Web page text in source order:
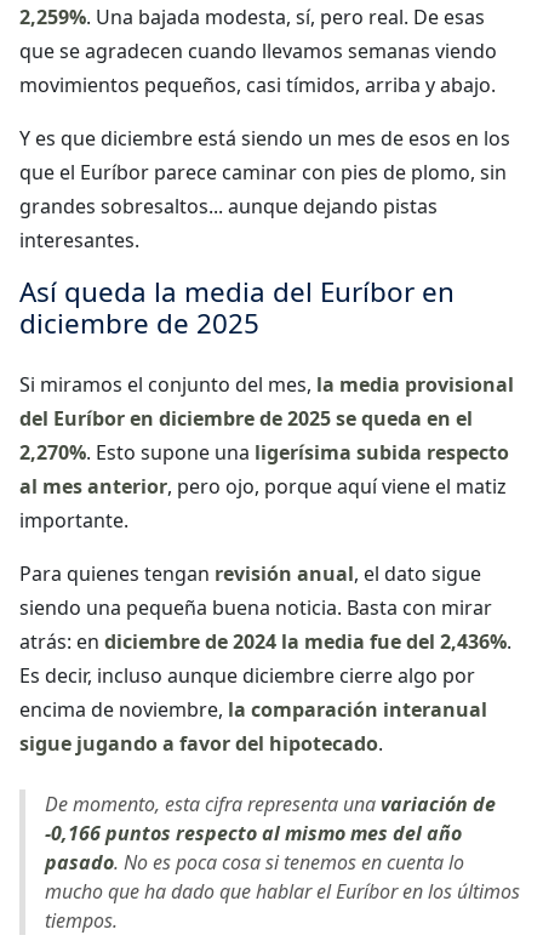
2,259%. Una bajada modesta, sí, pero real. De esas
que se agradecen cuando llevamos semanas viendo
movimientos pequeños, casi tímidos, arriba y abajo.
Y es que diciembre está siendo un mes de esos en los
que el Euríbor parece caminar con pies de plomo, sin
grandes sobresaltos... aunque dejando pistas
interesantes.
Así queda la media del Euríbor en
diciembre de 2025
Si miramos el conjunto del mes, la media provisional
del Euríbor en diciembre de 2025 se queda en el
2,270%. Esto supone una ligerísima subida respecto
al mes anterior, pero ojo, porque aquí viene el matiz
importante.
Para quienes tengan revisión anual, el dato sigue
siendo una pequeña buena noticia. Basta con mirar
atrás: en diciembre de 2024 la media fue del 2,436%.
Es decir, incluso aunque diciembre cierre algo por
encima de noviembre, la comparación interanual
sigue jugando a favor del hipotecado.
De momento, esta cifra representa unavariación de
-0,166 puntos respecto al mismo mes del año
pasado. No es poca cosa si tenemos en cuenta lo
mucho que ha dado que hablar el Euríbor en los últimos
tiempos.